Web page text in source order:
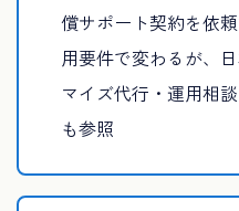
償サポート契約を依
用要件で変わるが、
マイズ代行・運用相
も参照